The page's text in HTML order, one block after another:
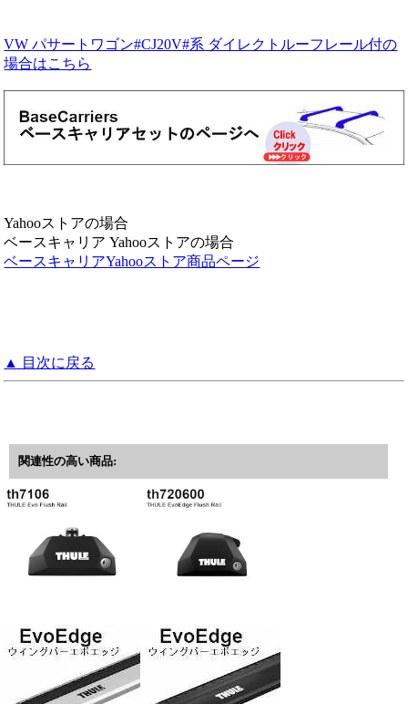
VW パサートワゴン#CJ20V#系 ダイレクトルーフレール付の
場合はこちら
Yahooストアの場合
ベースキャリア Yahooストアの場合
ベースキャリアYahooストア商品ページ
▲ 目次に戻る
関連性の高い商品: